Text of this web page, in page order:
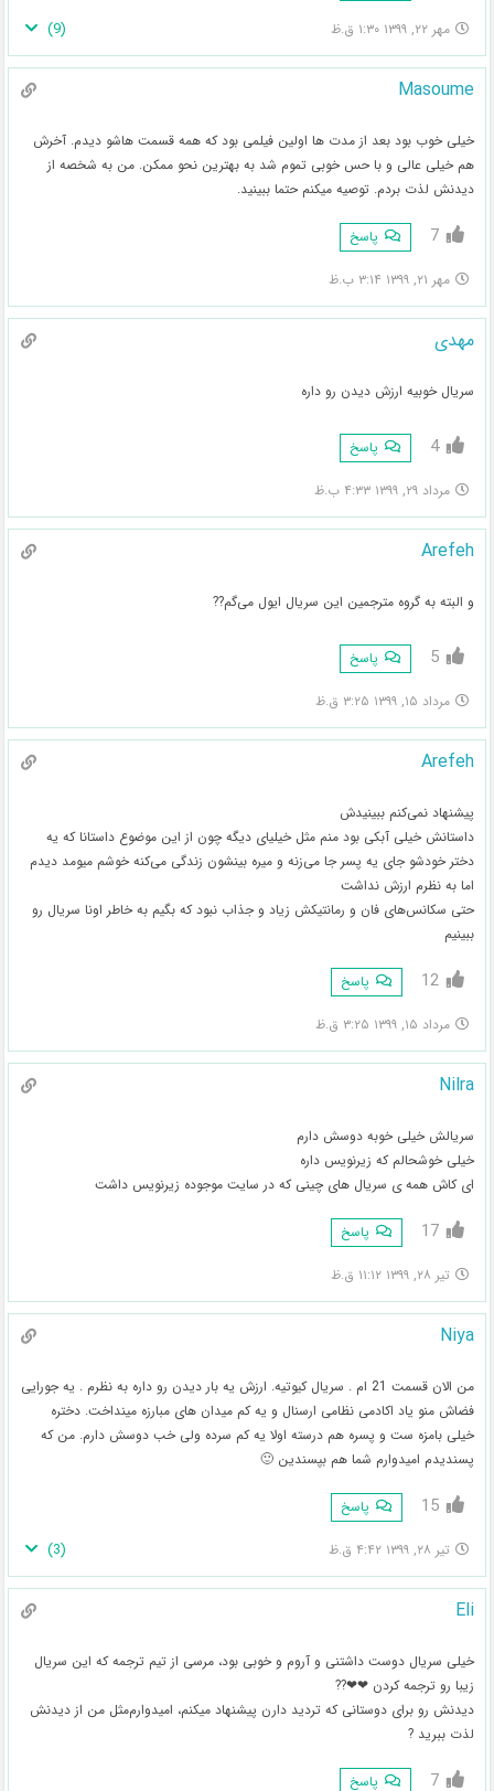
مهر ۲۲, ۱۳۹۹ ۱:۳۰ ق.ظ (
9
)
Masoume
خیلی خوب بود بعد از مدت ها اولین فیلمی بود که همه قسمت هاشو دیدم. آخرش
هم خیلی عالی و با حس خوبی تموم شد به بهترین نحو ممکن. من به شخصه از
دیدنش لذت بردم. توصیه میکنم حتما ببینید.
7 پاسخ
مهر ۲۱, ۱۳۹۹ ۳:۱۴ ب.ظ
مهدی
سریال خوبیه ارزش دیدن رو داره
4 پاسخ
مرداد ۲۹, ۱۳۹۹ ۴:۳۳ ب.ظ
Arefeh
و البته به گروه مترجمین این سریال ایول می‌گم??
5 پاسخ
مرداد ۱۵, ۱۳۹۹ ۳:۲۵ ق.ظ
Arefeh
پیشنهاد نمی‌کنم ببینیدش
داستانش خیلی آبکی بود منم مثل خیلیای دیگه چون از این موضوع داستانا که یه
دختر خودشو جای یه پسر جا می‌زنه و میره بینشون زندگی می‌کنه خوشم میومد دیدم
اما به نظرم ارزش نداشت
حتی سکانس‌های فان و رمانتیکش زیاد و جذاب نبود که بگیم به خاطر اونا سریال رو
ببینیم
12 پاسخ
مرداد ۱۵, ۱۳۹۹ ۳:۲۵ ق.ظ
Nilra
سریالش خیلی خوبه دوسش دارم
خیلی خوشحالم که زیرنویس داره
ای کاش همه ی سریال های چینی که در سایت موجوده زیرنویس داشت
17 پاسخ
تیر ۲۸, ۱۳۹۹ ۱۱:۱۲ ق.ظ
Niya
من الان قسمت 21 ام . سریال کیوتیه. ارزش یه بار دیدن رو داره به نظرم . یه جورایی
فضاش منو یاد اکادمی نظامی ارسنال و یه کم میدان های مبارزه مینداخت. دختره
خیلی بامزه ست و پسره هم درسته اولا یه کم سرده ولی خب دوسش دارم. من که
پسندیدم امیدوارم شما هم بپسندین 🙂
15 پاسخ
تیر ۲۸, ۱۳۹۹ ۴:۴۲ ق.ظ (
3
)
Eli
خیلی سریال دوست داشتنی و آروم و خوبی بود، مرسی از تیم ترجمه که این سریال
زیبا رو ترجمه کردن ❤❤??
دیدنش رو برای دوستانی که تردید دارن پیشنهاد میکنم، امیدوارم‌مثل من از دیدنش
لذت ببرید ?
7 پاسخ